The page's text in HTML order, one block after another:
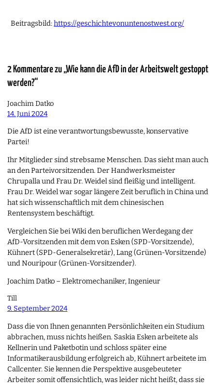
Beitragsbild:https://geschichtevonuntenostwest.org/
2 Kommentare zu „Wie kann die AfD in der Arbeitswelt gestoppt
werden?“
Joachim Datko
14. Juni 2024
Die AfD ist eine verantwortungsbewusste, konservative
Partei!
Ihr Mitglieder sind strebsame Menschen. Das sieht man auch
an den Parteivorsitzenden. Der Handwerksmeister
Chrupalla und Frau Dr. Weidel sind fleißig und intelligent.
Frau Dr. Weidel war sogar längere Zeit beruflich in China und
hat sich wissenschaftlich mit dem chinesischen
Rentensystem beschäftigt.
Vergleichen Sie bei Wiki den beruflichen Werdegang der
AfD-Vorsitzenden mit dem von Esken (SPD-Vorsitzende),
Kühnert (SPD-Generalsekretär), Lang (Grünen-Vorsitzende)
und Nouripour (Grünen-Vorsitzender).
Joachim Datko – Elektromechaniker, Ingenieur
Till
9. September 2024
Dass die von Ihnen genannten Persönlichkeiten ein Studium
abbrachen, muss nichts heißen. Saskia Esken arbeitete als
Kellnerin und Paketbotin und schloss später eine
Informatikerausbildung erfolgreich ab, Kühnert arbeitete im
Callcenter. Sie kennen die Perspektive ausgebeuteter
Arbeiter somit offensichtlich, was leider nicht heißt, dass sie